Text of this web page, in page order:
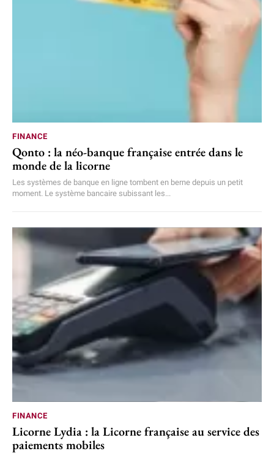
FINANCE
Qonto : la néo-banque française entrée dans le
monde de la licorne
Les systèmes de banque en ligne tombent en berne depuis un petit
moment. Le système bancaire subissant les...
FINANCE
Licorne Lydia : la Licorne française au service des
paiements mobiles